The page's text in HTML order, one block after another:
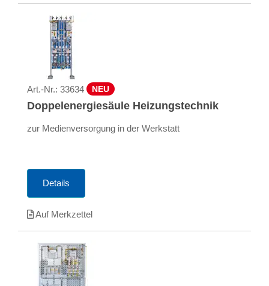
Art.-Nr.: 33634 NEU
Doppelenergiesäule Heizungstechnik
zur Medienversorgung in der Werkstatt
Details
Auf Merkzettel